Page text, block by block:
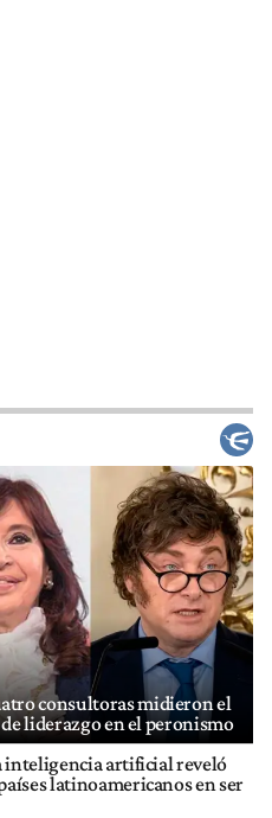
consultoras midieron el
liderazgo en el peronismo
inteligencia artificial reveló
latinoamericanos en ser